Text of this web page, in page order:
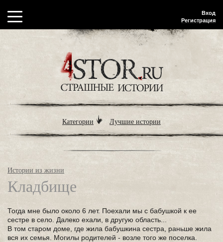
Вход
Регистрация
Категории Лучшие истории
Истории из жизни
Кладбище
Тогда мне было около 6 лет. Поехали мы с бабушкой к ее
сестре в село. Далеко ехали, в другую область...
В том старом доме, где жила бабушкина сестра, раньше жила
вся их семья. Могилы родителей - возле того же поселка.